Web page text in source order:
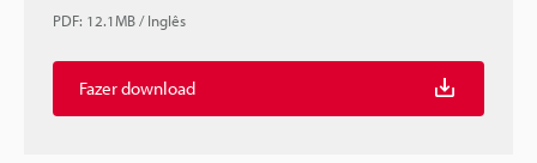
PDF: 12.1MB/Inglês
Fazer download